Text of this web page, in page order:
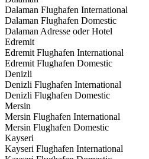
Dalaman Flughafen International
Dalaman Flughafen Domestic
Dalaman Adresse oder Hotel
Edremit
Edremit Flughafen International
Edremit Flughafen Domestic
Denizli
Denizli Flughafen International
Denizli Flughafen Domestic
Mersin
Mersin Flughafen International
Mersin Flughafen Domestic
Kayseri
Kayseri Flughafen International